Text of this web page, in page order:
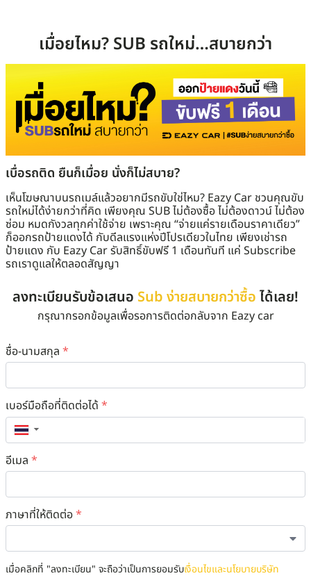
เมื่อยไหม? SUB รถใหม่…สบายกว่า
เบื่อรถติด ยืนก็เมื่อย นั่งก็ไม่สบาย?
เห็นโฆษณาบนรถเมล์แล้วอยากมีรถขับใช่ไหม? Eazy Car ชวนคุณขับ
รถใหม่ได้ง่ายกว่าที่คิด เพียงคุณ SUB ไม่ต้องซื้อ ไม่ต้องดาวน์ ไม่ต้อง
ซ่อม หมดกังวลทุกค่าใช้จ่าย เพราะคุณ “จ่ายแค่รายเดือนราคาเดียว”
ก็ออกรถป้ายแดงได้ กับดีลแรงแห่งปีโปรเดียวในไทย เพียงเช่ารถ
ป้ายแดง กับ Eazy Car รับสิทธิ์ขับฟรี 1 เดือนทันที แค่ Subscribe
รถเราดูแลให้ตลอดสัญญา
ลงทะเบียนรับข้อเสนอ Sub ง่ายสบายกว่าซื้อ ได้เลย!
กรุณากรอกข้อมูลเพื่อรอการติดต่อกลับจาก Eazy car
ชื่อ-นามสกุล *
เบอร์มือถือที่ติดต่อได้ *
▼
อีเมล *
ภาษาที่ให้ติดต่อ*
เมื่อคลิกที่ "ลงทะเบียน" จะถือว่าเป็นการยอมรับเงื่อนไขและนโยบายบริษัท